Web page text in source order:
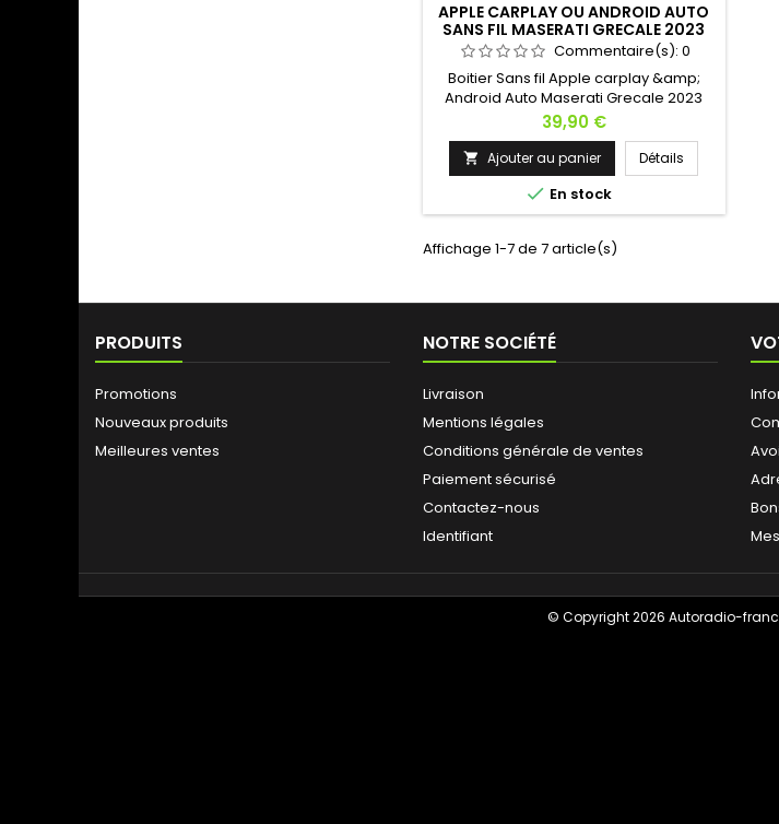
APPLE CARPLAY OU ANDROID AUTO
SANS FIL MASERATI GRECALE 2023
Commentaire(s):0
Boitier Sans fil Apple carplay &amp;
Android Auto Maserati Grecale 2023
Expédition avec suivi ! Hésitez pas à
nous contacter si vous avez une
question !
Prix
39,90 €
 Ajouter au panier Détails
 En stock
Affichage 1-7 de 7 article(s)
PRODUITS
Promotions
Nouveaux produits
Meilleures ventes
NOTRE SOCIÉTÉ
Livraison
Mentions légales
Conditions générale de ventes
Paiement sécurisé
Contactez-nous
Identifiant
© Copyright 2026 Autoradio-